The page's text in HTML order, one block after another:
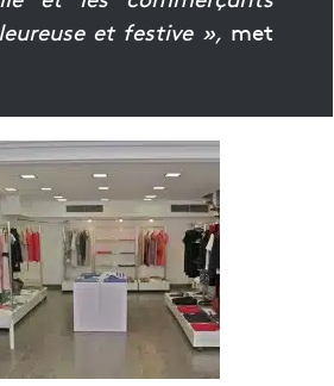
et festive », met